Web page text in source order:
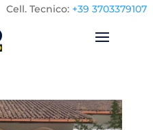
Cell. Tecnico: +39 3703379107